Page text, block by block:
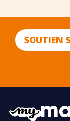
SOUTIEN